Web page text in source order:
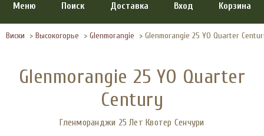
Меню Поиск Доставка Вход Корзина
Виски > Высокогорье > Glenmorangie > Glenmorangie 25 YO Quarter
Glenmorangie 25 YO Quarter
Century
Гленморанджи 25 Лет Квотер Сенчури